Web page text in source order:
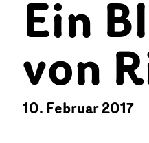
Ein
von
10. Februar 2017